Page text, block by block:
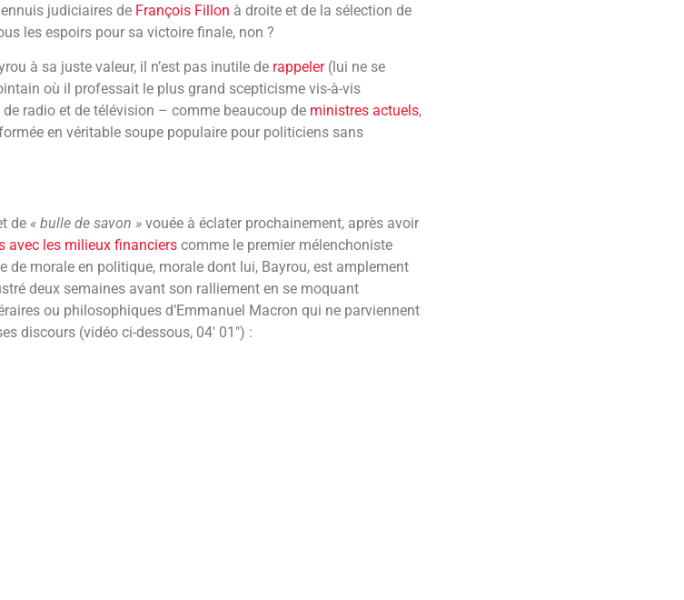
judiciaires de François Fillon à droite et de la sélection de
les espoirs pour sa victoire finale, non ?
à sa juste valeur, il n’est pas inutile de rappeler(lui ne se
où il professait le plus grand scepticisme vis-à-vis
radio et de télévision – comme beaucoup de ministres actuels,
en véritable soupe populaire pour politiciens sans
de « bulle de savon » vouée à éclater prochainement, après avoir
avec les milieux financiers comme le premier mélenchoniste
de morale en politique, morale dont lui, Bayrou, est amplement
deux semaines avant son ralliement en se moquant
ou philosophiques d’Emmanuel Macron qui ne parviennent
discours (vidéo ci-dessous, 04′ 01″) :